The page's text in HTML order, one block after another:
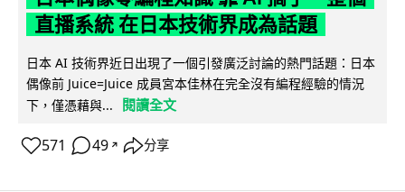
直播系統 在日本技術界成為話題
日本 AI 技術界近日出現了一個引發廣泛討論的熱門話題：日本
偶像前 Juice=Juice 成員宮本佳林在完全沒有編程經驗的情況
下，僅憑藉與...
閱讀全文
571 49 ↗ 分享